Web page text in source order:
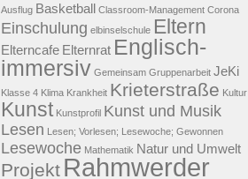
Ausflug Basketball Classroom-Management Corona
Einschulung elbinselschule Eltern
Elterncafe Elternrat Englisch-
immersiv Gemeinsam Gruppenarbeit JeKi
Klasse 4 Klima Krankheit Krieterstraße Kultur
Kunst Kunstprofil Kunst und Musik
Lesen Lesen; Vorlesen; Lesewoche; Gewonnen
Lesewoche Mathematik Natur und Umwelt
Projekt Rahmwerder